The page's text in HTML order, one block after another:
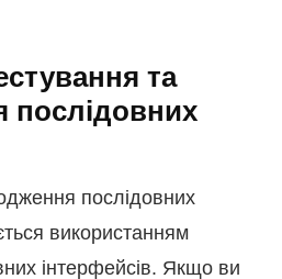
та
послідовних
послідовних
використанням
інтерфейсів. Якщо ви